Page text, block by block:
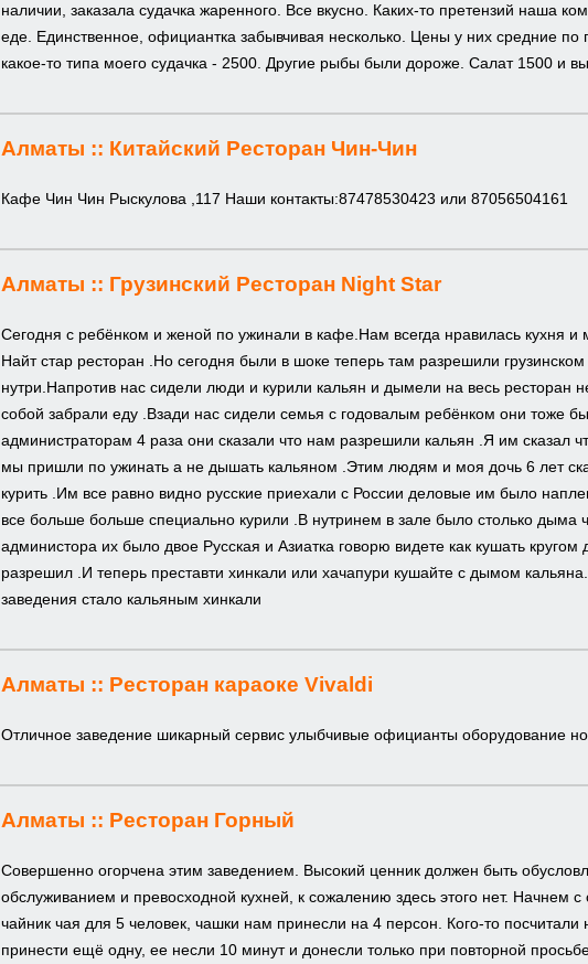
наличии, заказала судачка жаренного. Все вкусно. Каких-то претензий наша
еде. Единственное, официантка забывчивая несколько. Цены у них средние по
какое-то типа моего судачка - 2500. Другие рыбы были дороже. Салат 1500 и
Алматы :: Китайский Ресторан Чин-Чин
Кафе Чин Чин Рыскулова ,117 Наши контакты:87478530423 или 87056504161
Алматы :: Грузинский Ресторан Night Star
Сегодня с ребёнком и женой по ужинали в кафе.Нам всегда нравилась кухня и
Найт стар ресторан .Но сегодня были в шоке теперь там разрешили грузинском
нутри.Напротив нас сидели люди и курили кальян и дымели на весь ресторан
собой забрали еду .Взади нас сидели семья с годовалым ребёнком они тоже
администраторам 4 раза они сказали что нам разрешили кальян .Я им сказал
мы пришли по ужинать а не дышать кальяном .Этим людям и моя дочь 6 лет
курить .Им все равно видно русские приехали с России деловые им было
все больше больше специально курили .В нутринем в зале было столько дыма
администора их было двое Русская и Азиатка говорю видете как кушать
разрешил .И теперь преставти хинкали или хачапури кушайте с дымом
заведения стало кальяным хинкали
Алматы :: Ресторан караоке Vivaldi
Отличное заведение шикарный сервис улыбчивые официанты оборудование
Алматы :: Ресторан Горный
Совершенно огорчена этим заведением. Высокий ценник должен быть
обслуживанием и превосходной кухней, к сожалению здесь этого нет. Начнем
чайник чая для 5 человек, чашки нам принесли на 4 персон. Кого-то
принести ещё одну, ее несли 10 минут и донесли только при повторной